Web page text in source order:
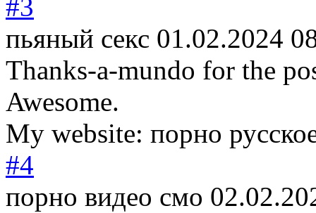
#3
пьяный секс 01.02.2024
Thanks-a-mundo for the
Awesome.
My website: порно
#4
порно видео смо